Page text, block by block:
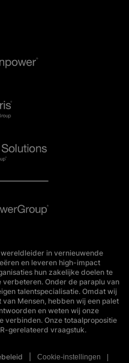
in vernieuwende
en leveren high-impact
hun zakelijke doelen te
Onder de paraplu van
talentspecialisatie. Omdat wij
Mensen, hebben wij een palet
en weten wij onze
verbinden. Onze totaalpropositie
gerelateerd vraagstuk.
Cookie-instellingen